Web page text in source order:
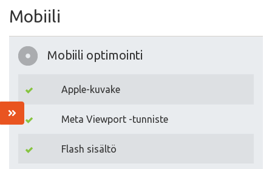
Mobiili
Mobiili optimointi
Apple-kuvake
Meta Viewport -tunniste
Flash sisältö